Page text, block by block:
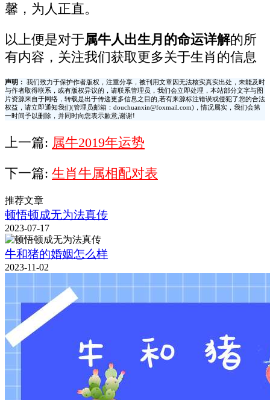
馨，为人正直。
以上便是对于属牛人出生月的命运详解的所
有内容，关注我们获取更多关于生肖的信息
声明：
我们致力于保护作者版权，注重分享，被刊用文章因无法核实真实出处，未能及时
与作者取得联系，或有版权异议的，请联系管理员，我们会立即处理，本站部分文字与图
片资源来自于网络，转载是出于传递更多信息之目的,若有来源标注错误或侵犯了您的合法
权益，请立即通知我们(管理员邮箱：douchuanxin@foxmail.com)，情况属实，我们会第
一时间予以删除，并同时向您表示歉意,谢谢!
上一篇: 属牛2019年运势
下一篇: 生肖牛属相配对表
推荐文章
顿悟顿成无为法真传
2023-07-17
牛和猪的婚姻怎么样
2023-11-02